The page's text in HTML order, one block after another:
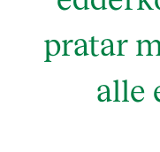
pratar
alle